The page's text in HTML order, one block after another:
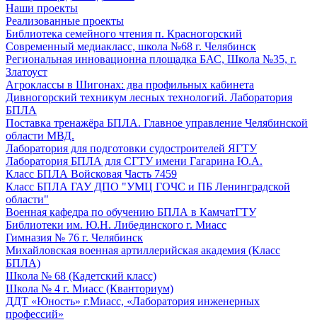
Наши проекты
Реализованные проекты
Библиотека семейного чтения п. Красногорский
Современный медиакласс, школа №68 г. Челябинск
Региональная инновационна площадка БАС, Школа №35, г.
Златоуст
Агроклассы в Шигонах: два профильных кабинета
Дивногорский техникум лесных технологий. Лаборатория
БПЛА
Поставка тренажёра БПЛА. Главное управление Челябинской
области МВД.
Лаборатория для подготовки судостроителей ЯГТУ
Лаборатория БПЛА для СГТУ имени Гагарина Ю.А.
Класс БПЛА Войсковая Часть 7459
Класс БПЛА ГАУ ДПО "УМЦ ГОЧС и ПБ Ленинградской
области"
Военная кафедра по обучению БПЛА в КамчатГТУ
Библиотеки им. Ю.Н. Либединского г. Миасс
Гимназия № 76 г. Челябинск
Михайловская военная артиллерийская академия (Класс
БПЛА)
Школа № 68 (Кадетский класс)
Школа № 4 г. Миасс (Кванториум)
ДДТ «Юность» г.Миасс, «Лаборатория инженерных
профессий»